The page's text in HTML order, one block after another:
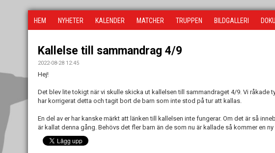
HEM NYHETER KALENDER MATCHER TRUPPEN BILDGALLERI
Kallelse till sammandrag 4/9
2022-08-28 12:45
Hej!
Det blev lite tokigt när vi skulle skicka ut kallelsen till sammandraget 4/9. Vi råkade
har korrigerat detta och tagit bort de barn som inte stod på tur att kallas.
En del av er har kanske märkt att länken till kallelsen inte fungerar. Om det är så
är kallat denna gång. Behövs det fler barn än de som nu är kallade så kommer en